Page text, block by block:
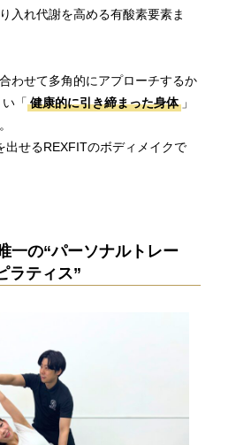
入れ代謝を高める有酸素要素ま
わせて多角的にアプローチするか
「 健康的に引き締まった身体」
出せるREXFITのボディメイクで
一の“パーソナルトレー
ラティス”